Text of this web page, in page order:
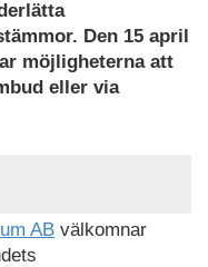
Den 15 april
möjligheterna att
eller via
AB välkomnar